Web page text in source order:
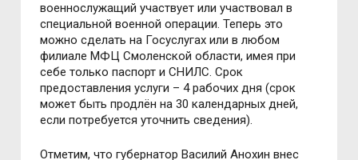
военнослужащий участвует или участвовал в
специальной военной операции. Теперь это
можно сделать на Госуслугах или в любом
филиале МФЦ Смоленской области, имея при
себе только паспорт и СНИЛС. Срок
предоставления услуги – 4 рабочих дня (срок
может быть продлён на 30 календарных дней,
если потребуется уточнить сведения).
Отметим, что губернатор Василий Анохин внес